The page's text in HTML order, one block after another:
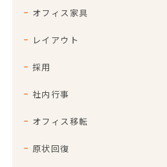
オフィス家具
レイアウト
採用
社内行事
オフィス移転
原状回復